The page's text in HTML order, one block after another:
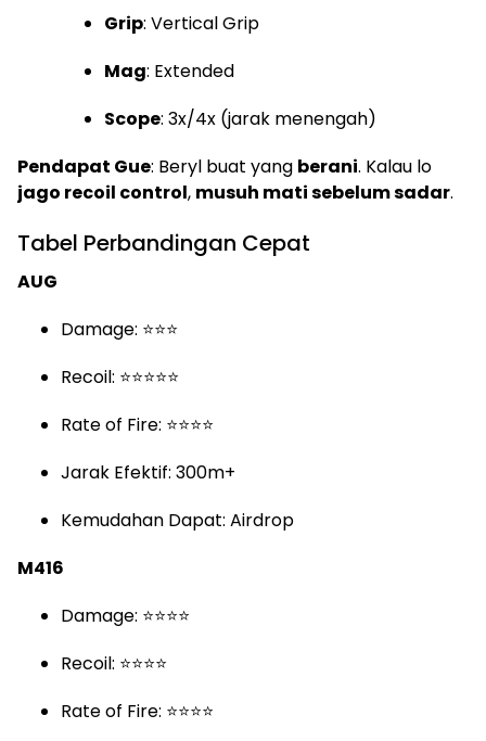
Grip: Vertical Grip
Mag: Extended
Scope: 3x/4x (jarak menengah)
Pendapat Gue: Beryl buat yang berani. Kalau lo
jago recoil control, musuh mati sebelum sadar.
Tabel Perbandingan Cepat
AUG
Damage: ⭐⭐⭐
Recoil: ⭐⭐⭐⭐⭐
Rate of Fire: ⭐⭐⭐⭐
Jarak Efektif: 300m+
Kemudahan Dapat: Airdrop
M416
Damage: ⭐⭐⭐⭐
Recoil: ⭐⭐⭐⭐
Rate of Fire: ⭐⭐⭐⭐